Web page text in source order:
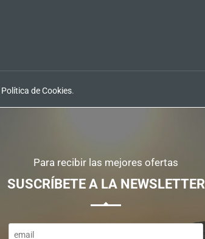
Política de Cookies.
Para recibir las mejores ofertas
SUSCRÍBETE A LA NEWSLETTER